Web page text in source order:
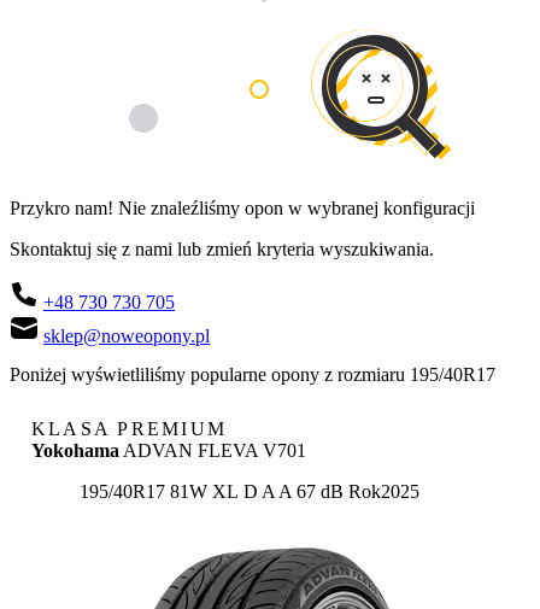
Przykro nam! Nie znaleźliśmy opon w wybranej konfiguracji
Skontaktuj się z nami lub zmień kryteria wyszukiwania.
+48 730 730 705
sklep@noweopony.pl
Poniżej wyświetliliśmy popularne opony z rozmiaru 195/40R17
KLASA PREMIUM
Yokohama ADVAN FLEVA V701
195/40R17 81W XL Etykieta:
D A A 67 dB Rok2025